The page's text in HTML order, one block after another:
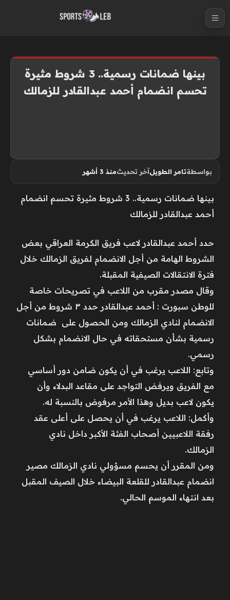
بينها ضمانات رسمية.. 3 شروط مثيرة
تحسم انضمام أحمد عبدالقادر للزمالك
بواسطةتامر الطويلآخر تحديثمنذ 3 أشهر
بينها ضمانات رسمية.. 3 شروط مثيرة تحسم انضمام
أحمد عبدالقادر للزمالك
حدد أحمد عبدالقادر لاعب فريق الكرمة العراقي بعض
الشروط الهامة من أجل الانضمام لفريق الزمالك خلال
فترة الانتقالات الصيفية المقبلة.
وقال مصدر مقرب من اللاعب في تصريحات خاصة
للوطن سبورت : أحمد عبدالقادر حدد ٣ شروط من أجل
الانضمام لنادي الزمالك ومن الحصول على ضمانات
رسمية بشأن مستحقاته في حال الانضمام بشكل
رسمي.
وتابع: اللاعب يرغب في أن يكون ضامن دور أساسي
مع الفريق ويرفض التواجد على مقاعد البدلاء وأن
يكون لاعب بديل وهذا الأمر مرفوض بالنسبة له.
وأكمل: اللاعب يرغب في أن يحصل على أعلى عقد
رفقة اللاعبيين أصحاب الفئة الأكبر داخل نادي
الزمالك.
ومن المقرر أن يحسم مسؤولي نادي الزمالك مصير
انضمام عبدالقادر للقلعة البيضاء خلال الصيف المقبل
بعد انتهاء الموسم الحالي.